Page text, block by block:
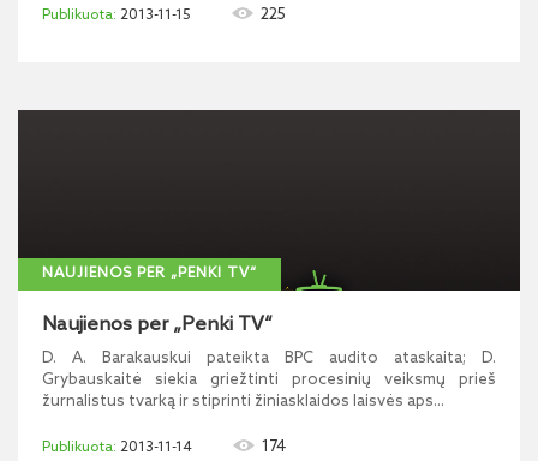
2013-11-15 225
NAUJIENOS PER „PENKI TV“
Naujienos per „Penki TV“
D. A. Barakauskui pateikta BPC audito ataskaita; D.
Grybauskaitė siekia griežtinti procesinių veiksmų prieš
žurnalistus tvarką ir stiprinti žiniasklaidos laisvės aps...
2013-11-14 174